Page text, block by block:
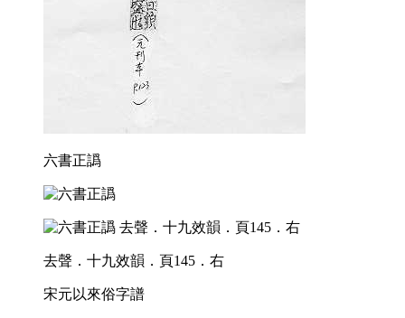
六書正譌
去聲．十九效韻．頁145．右
宋元以來俗字譜